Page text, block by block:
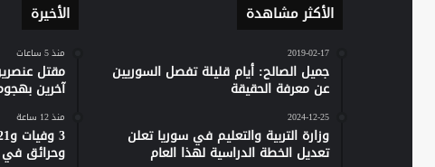
الأكثر مشاهدة
2019-02-17
جميل الصالح: أيام قليلة تفصل السوريين
عن معرفة الحقيقة
2024-12-25
وزارة التربية والتعليم في سوريا تعلن
تعديل الخطة الدراسية لهذا العام
الأخيرة
منذ 5 ساعات
مقتل
آخرين
منذ 12 ساعة
وحرائق